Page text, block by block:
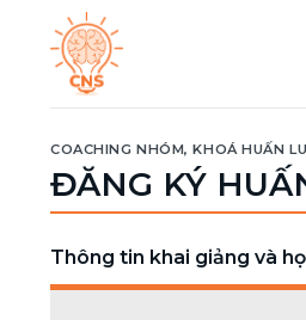
content
COACHING NHÓM,KHOÁ HUẤN
ĐĂNG KÝ
Thông tin khai giảng và